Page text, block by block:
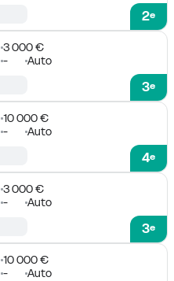
2e
3 000 €
- Auto
3e
10 000 €
- Auto
4e
3 000 €
- Auto
3e
10 000 €
- Auto